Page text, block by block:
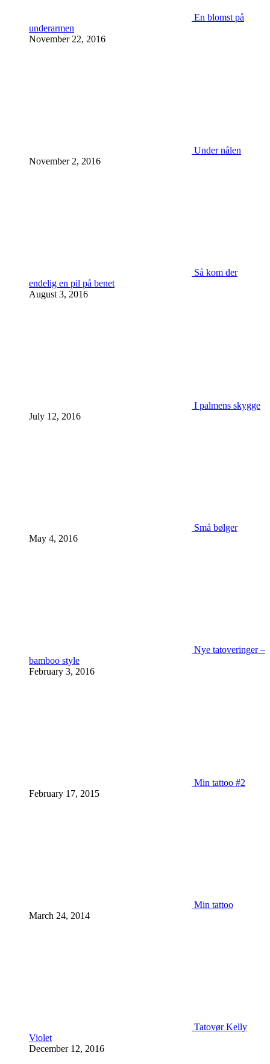
En blomst på
underarmen
November 22, 2016
Under nålen
November 2, 2016
Så kom der
endelig en pil på benet
August 3, 2016
I palmens skygge
July 12, 2016
Små bølger
May 4, 2016
Nye tatoveringer –
bamboo style
February 3, 2016
Min tattoo #2
February 17, 2015
Min tattoo
March 24, 2014
Tatovør Kelly
Violet
December 12, 2016